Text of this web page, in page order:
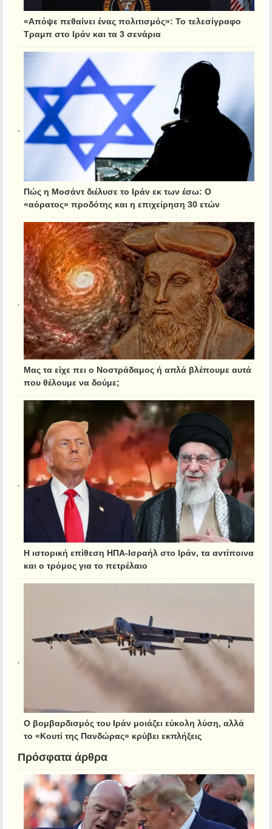
«Απόψε πεθαίνει ένας πολιτισμός»: Το τελεσίγραφο
Τραμπ στο Ιράν και τα 3 σενάρια
Πώς η Μοσάντ διέλυσε το Ιράν εκ των έσω: Ο
«αόρατος» προδότης και η επιχείρηση 30 ετών
Μας τα είχε πει ο Νοστράδαμος ή απλά βλέπουμε αυτά
που θέλουμε να δούμε;
Η ιστορική επίθεση ΗΠΑ-Ισραήλ στο Ιράν, τα αντίποινα
και ο τρόμος για το πετρέλαιο
Ο βομβαρδισμός του Ιράν μοιάζει εύκολη λύση, αλλά
το «Κουτί της Πανδώρας» κρύβει εκπλήξεις
Πρόσφατα άρθρα